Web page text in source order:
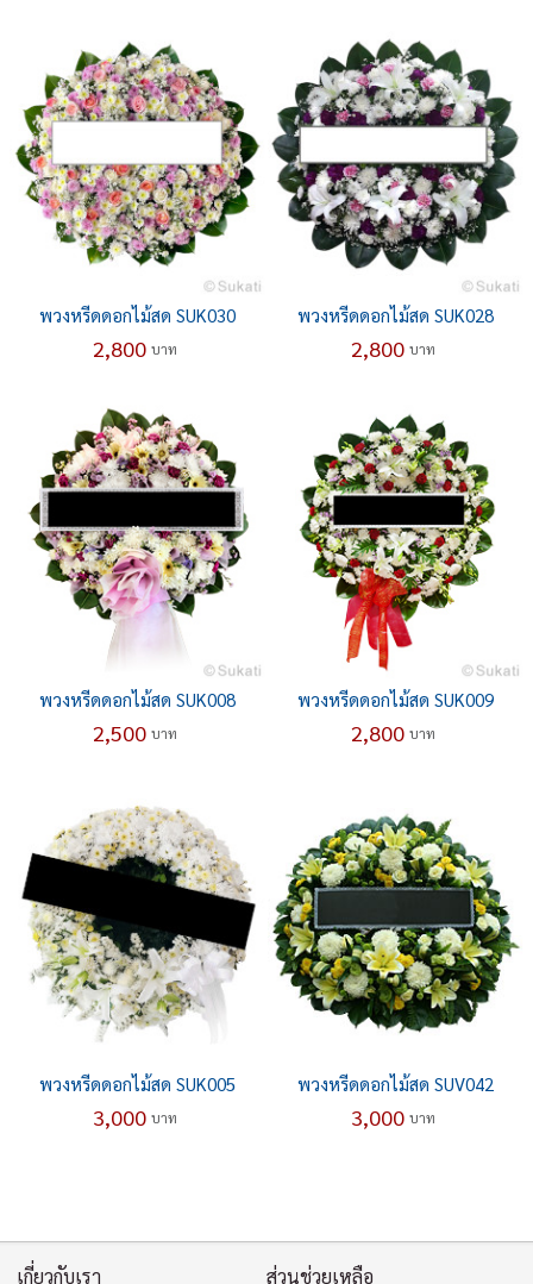
พวงหรีดดอกไม้สด SUK030
2,800 บาท
พวงหรีดดอกไม้สด SUK028
2,800 บาท
พวงหรีดดอกไม้สด SUK008
2,500 บาท
พวงหรีดดอกไม้สด SUK009
2,800 บาท
พวงหรีดดอกไม้สด SUK005
3,000 บาท
พวงหรีดดอกไม้สด SUV042
3,000 บาท
เกี่ยวกับเรา ส่วนช่วยเหลือ